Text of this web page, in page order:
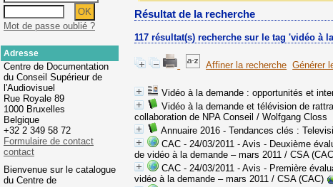
Résultat de la recherche
117 résultat(s) recherche sur le tag 'vidéo à
Affiner la recherche Générer
Vidéo à la demande : opportunités et
Vidéo à la demande et télévision de
collaboration de NPA Conseil / Wolfgang Closs
Annuaire 2016 - Tendances clés :
CAC - 24/03/2011 - Avis - Deuxième
de vidéo à la demande – mars 2011 / CSA
CAC - 24/03/2011 - Avis - Première
vidéo à la demande – mars 2011 / CSA (CAC)
Mot de passe oublié ?
Adresse
Centre de Documentation
du Conseil Supérieur de
l'Audiovisuel
Rue Royale 89
1000 Bruxelles
Belgique
+32 2 349 58 72
Formulaire de contact
contact
Bienvenue sur le catalogue
du Centre de